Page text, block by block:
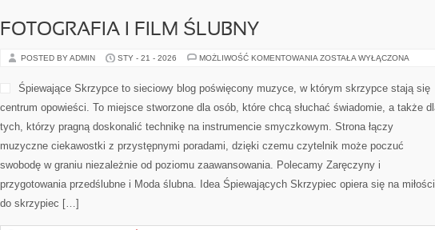
PRZEPISY KULINARNE
KULINARNE
inspiracje na codzienne dania, które można przygotować